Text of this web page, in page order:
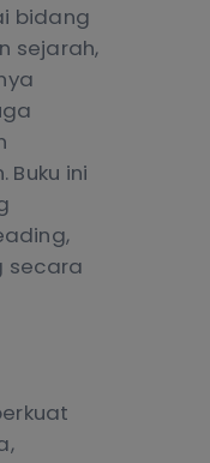
bidang
sejarah,
ini
secara